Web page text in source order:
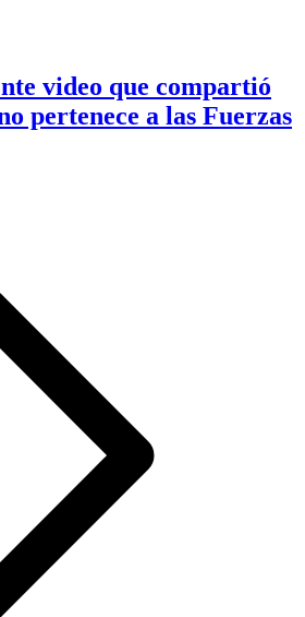
video que compartió
pertenece a las Fuerzas